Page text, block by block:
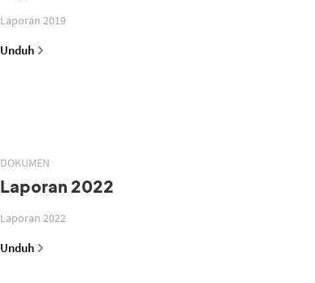
Laporan 2019
Unduh
DOKUMEN
Laporan 2022
Laporan 2022
Unduh